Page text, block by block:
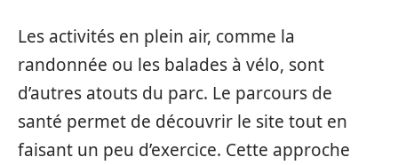
Les activités en plein air, comme la
randonnée ou les balades à vélo, sont
d’autres atouts du parc. Le parcours de
santé permet de découvrir le site tout en
faisant un peu d’exercice. Cette approche